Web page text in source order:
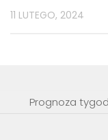
11 LUTEGO, 2024
Prognoza